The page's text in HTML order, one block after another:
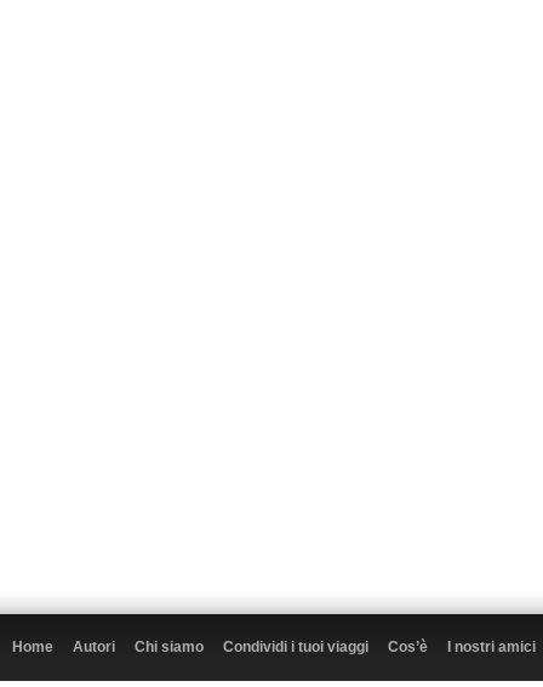
Home Autori Chi siamo Condividi i tuoi viaggi Cos’è I nostri amici